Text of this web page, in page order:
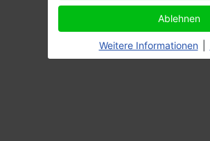
Ablehnen
Weitere Informationen